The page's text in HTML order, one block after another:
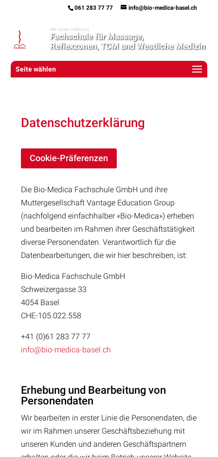
061 283 77 77 info@bio-medica-basel.ch
Seite wählen
Datenschutzerklärung
Cookie-Präferenzen
Die Bio-Medica Fachschule GmbH und ihre
Muttergesellschaft Vantage Education Group
(nachfolgend einfachhalber «Bio-Medica») erheben
und bearbeiten im Rahmen ihrer Geschäftstätigkeit
diverse Personendaten. Verantwortlich für die
Datenbearbeitungen, die wir hier beschreiben, ist:
Bio-Medica Fachschule GmbH
Schweizergasse 33
4054 Basel
CHE-105.022.558
+41 (0)61 283 77 77
info@bio-medica-basel.ch
Erhebung und Bearbeitung von
Personendaten
Wir bearbeiten in erster Linie die Personendaten, die
wir im Rahmen unserer Geschäftsbeziehung mit
unseren Kunden und anderen Geschäftspartnern